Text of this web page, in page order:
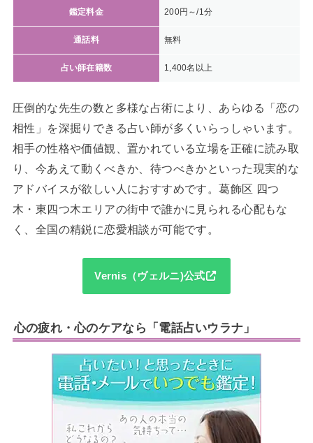
鑑定料金 200円～/1分
通話料 無料
占い師在籍数 1,400名以上
圧倒的な先生の数と多様な占術により、あらゆる「恋の
相性」を深掘りできる占い師が多くいらっしゃいます。
相手の性格や価値観、置かれている立場を正確に読み取
り、今あえて動くべきか、待つべきかといった現実的な
アドバイスが欲しい人におすすめです。葛飾区 四つ
木・東四つ木エリアの街中で誰かに見られる心配もな
く、全国の精鋭に恋愛相談が可能です。
Vernis（ヴェルニ)公式
心の疲れ・心のケアなら「電話占いウラナ」